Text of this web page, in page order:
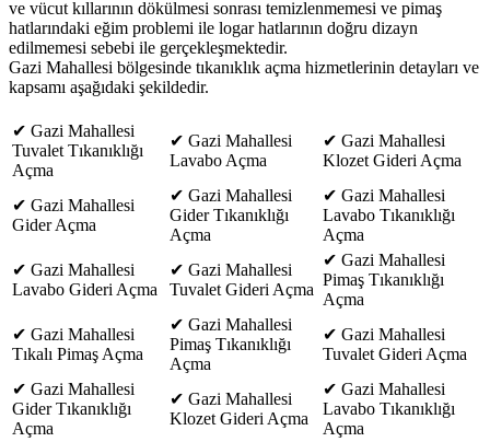
ve vücut kıllarının dökülmesi sonrası temizlenmemesi ve pimaş
hatlarındaki eğim problemi ile logar hatlarının doğru dizayn
edilmemesi sebebi ile gerçekleşmektedir.
Gazi Mahallesi bölgesinde tıkanıklık açma hizmetlerinin detayları ve
kapsamı aşağıdaki şekildedir.
✔ Gazi Mahallesi
Tuvalet Tıkanıklığı
Açma
✔ Gazi Mahallesi
Lavabo Açma
✔ Gazi Mahallesi
Klozet Gideri Açma
✔ Gazi Mahallesi
Gider Açma
✔ Gazi Mahallesi
Gider Tıkanıklığı
Açma
✔ Gazi Mahallesi
Lavabo Tıkanıklığı
Açma
✔ Gazi Mahallesi
Lavabo Gideri Açma
✔ Gazi Mahallesi
Tuvalet Gideri Açma
✔ Gazi Mahallesi
Pimaş Tıkanıklığı
Açma
✔ Gazi Mahallesi
Tıkalı Pimaş Açma
✔ Gazi Mahallesi
Pimaş Tıkanıklığı
Açma
✔ Gazi Mahallesi
Tuvalet Gideri Açma
✔ Gazi Mahallesi
Gider Tıkanıklığı
Açma
✔ Gazi Mahallesi
Klozet Gideri Açma
✔ Gazi Mahallesi
Lavabo Tıkanıklığı
Açma